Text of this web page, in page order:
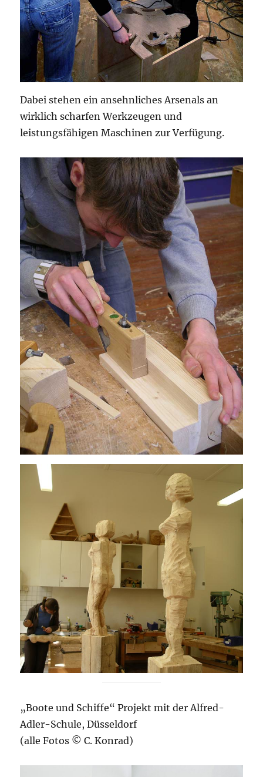
Dabei stehen ein ansehnliches Arsenals an
wirklich scharfen Werkzeugen und
leistungsfähigen Maschinen zur Verfügung.
„Boote und Schiffe“ Projekt mit der Alfred-
Adler-Schule, Düsseldorf
(alle Fotos © C. Konrad)